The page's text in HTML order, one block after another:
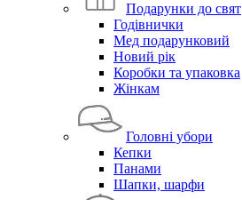
Подарунки до свят
Годівнички
Мед подарунковий
Новий рік
Коробки та упаковка
Жінкам
Головні убори
Кепки
Панами
Шапки, шарфи